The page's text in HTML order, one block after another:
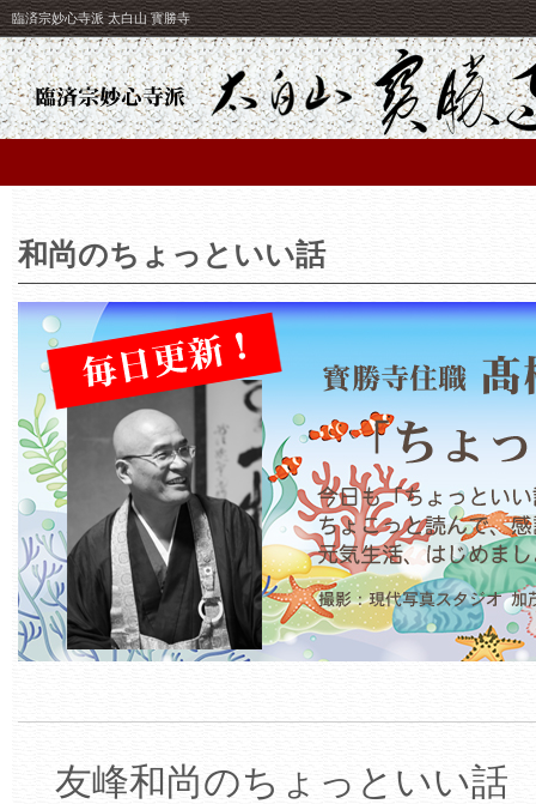
臨済宗妙心寺派 太白山 寳勝寺
和尚のちょっといい話
友峰和尚のちょっといい話